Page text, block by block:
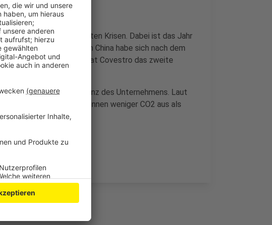
Kosten und die weltweiten Krisen. Dabei ist das Jahr
Die Logistiksituation in China habe sich nach dem
als erwartet – deshalb hat Covestro das zweite
angepeilten Klimabilanz des Unternehmens. Laut
mindestens 200.000 Tonnen weniger CO2 aus als